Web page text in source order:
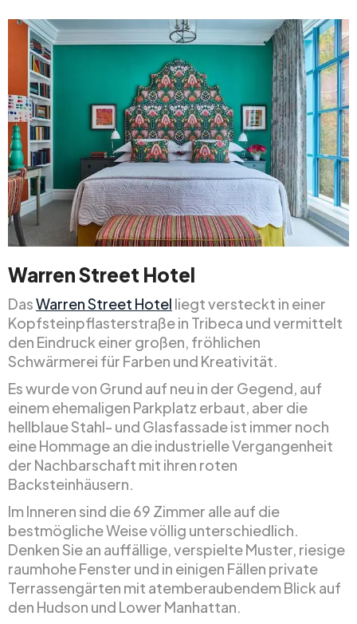
Warren Street Hotel
DasWarren Street Hotel liegt versteckt in einer
Kopfsteinpflasterstraße in Tribeca und vermittelt
den Eindruck einer großen, fröhlichen
Schwärmerei für Farben und Kreativität.
Es wurde von Grund auf neu in der Gegend, auf
einem ehemaligen Parkplatz erbaut, aber die
hellblaue Stahl- und Glasfassade ist immer noch
eine Hommage an die industrielle Vergangenheit
der Nachbarschaft mit ihren roten
Backsteinhäusern.
Im Inneren sind die 69 Zimmer alle auf die
bestmögliche Weise völlig unterschiedlich.
Denken Sie an auffällige, verspielte Muster, riesige
raumhohe Fenster und in einigen Fällen private
Terrassengärten mit atemberaubendem Blick auf
den Hudson und Lower Manhattan.